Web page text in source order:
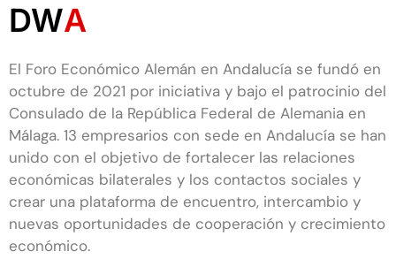
DWA
El Foro Económico Alemán en Andalucía se fundó en
octubre de 2021 por iniciativa y bajo el patrocinio del
Consulado de la República Federal de Alemania en
Málaga. 13 empresarios con sede en Andalucía se han
unido con el objetivo de fortalecer las relaciones
económicas bilaterales y los contactos sociales y
crear una plataforma de encuentro, intercambio y
nuevas oportunidades de cooperación y crecimiento
económico.